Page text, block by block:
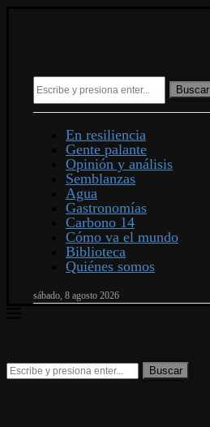
Buscar
En resiliencia
Gente palante
Opinión y análisis
Semblanzas
Agua
Gastronomías
Carbono 14
Cómo va el mundo
Biblioteca
Quiénes somos
sábado, 8 agosto 2026